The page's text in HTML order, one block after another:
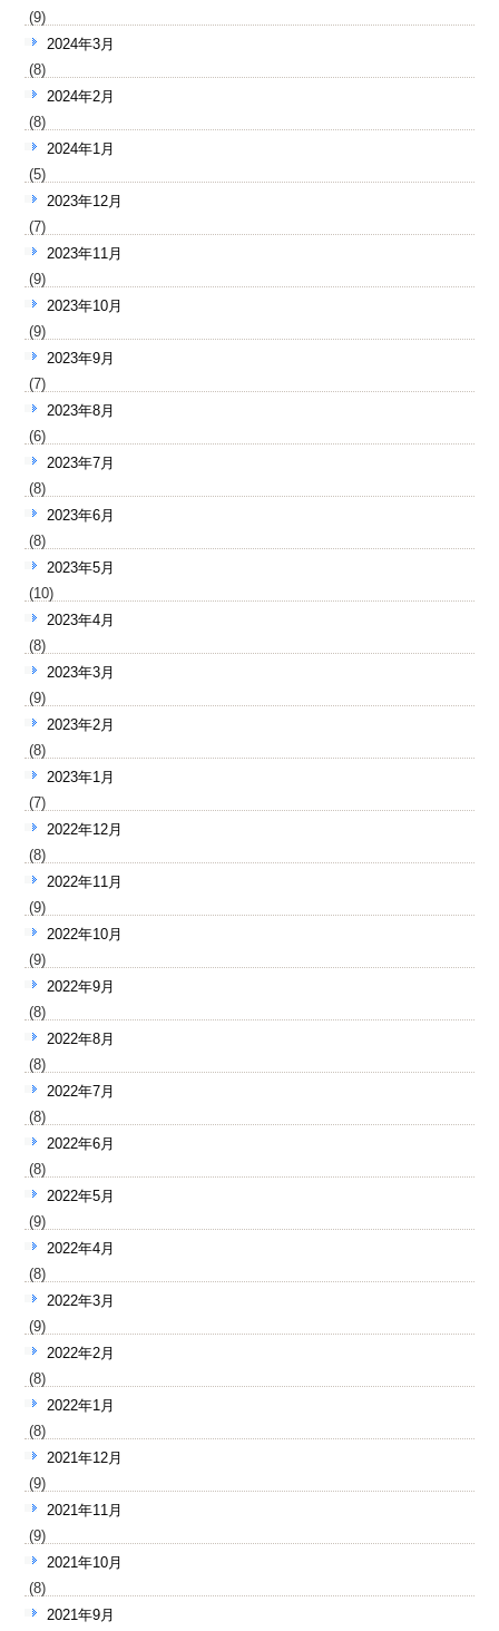
(9)
2024年3月
(8)
2024年2月
(8)
2024年1月
(5)
2023年12月
(7)
2023年11月
(9)
2023年10月
(9)
2023年9月
(7)
2023年8月
(6)
2023年7月
(8)
2023年6月
(8)
2023年5月
(10)
2023年4月
(8)
2023年3月
(9)
2023年2月
(8)
2023年1月
(7)
2022年12月
(8)
2022年11月
(9)
2022年10月
(9)
2022年9月
(8)
2022年8月
(8)
2022年7月
(8)
2022年6月
(8)
2022年5月
(9)
2022年4月
(8)
2022年3月
(9)
2022年2月
(8)
2022年1月
(8)
2021年12月
(9)
2021年11月
(9)
2021年10月
(8)
2021年9月